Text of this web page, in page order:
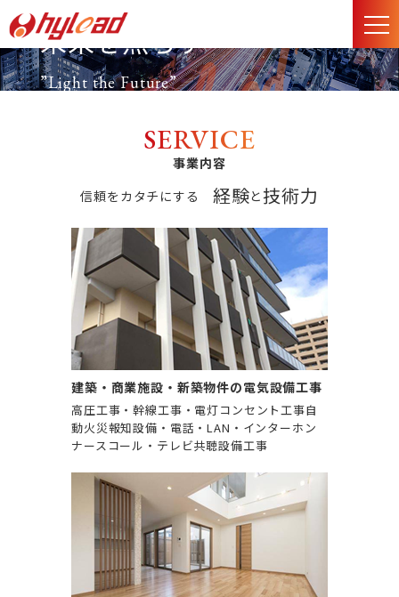
未来を照らす
”Light the Future”
SERVICE
事業内容
信頼をカタチにする 経験と 技術力
建築・商業施設・新築物件の電気設備工事
高圧工事・幹線工事・電灯コンセント工事自
動火災報知設備・電話・LAN・インターホン
ナースコール・テレビ共聴設備工事